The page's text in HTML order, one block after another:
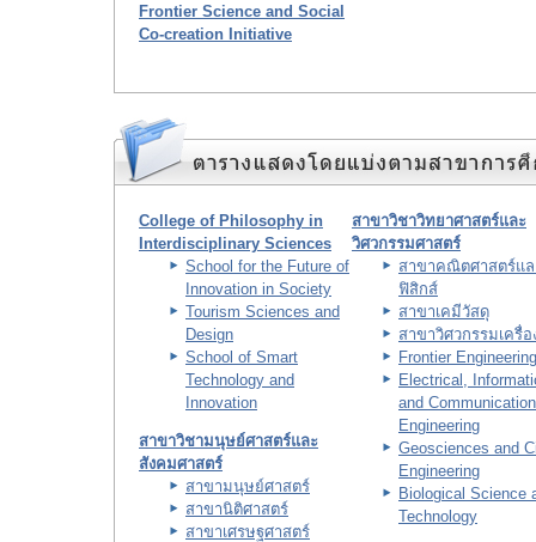
Frontier Science and Social
Co-creation Initiative
College of Philosophy in
Interdisciplinary Sciences
School for the Future of
Innovation in Society
Tourism Sciences and
Design
School of Smart
Technology and
Innovation
สาขาวิชามนุษย์ศาสตร์และ
สังคมศาสตร์
สาขามนุษย์ศาสตร์
สาขานิติศาสตร์
สาขาเศรษฐศาสตร์
สาขาวิชาวิทยาศาสตร์และ
วิศวกรรมศาสตร์
สาขาคณิตศาสตร์แ
ฟิสิกส์
สาขาเคมีวัสดุ
สาขาวิศวกรรมเครื่อ
Frontier Engineering
Electrical,
and Communication
Engineering
Geosciences and
Engineering
Biological Science
Technology